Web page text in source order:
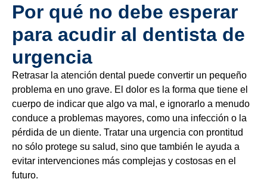
Por qué no debe esperar
para acudir al dentista de
urgencia
Retrasar la atención dental puede convertir un pequeño
problema en uno grave. El dolor es la forma que tiene el
cuerpo de indicar que algo va mal, e ignorarlo a menudo
conduce a problemas mayores, como una infección o la
pérdida de un diente. Tratar una urgencia con prontitud
no sólo protege su salud, sino que también le ayuda a
evitar intervenciones más complejas y costosas en el
futuro.